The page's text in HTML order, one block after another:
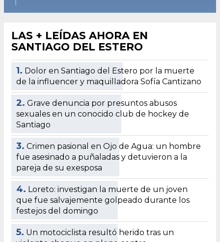
LAS + LEÍDAS AHORA EN
SANTIAGO DEL ESTERO
1. Dolor en Santiago del Estero por la muerte
de la influencer y maquilladora Sofía Cantizano
2. Grave denuncia por presuntos abusos
sexuales en un conocido club de hockey de
Santiago
3. Crimen pasional en Ojo de Agua: un hombre
fue asesinado a puñaladas y detuvieron a la
pareja de su exesposa
4. Loreto: investigan la muerte de un joven
que fue salvajemente golpeado durante los
festejos del domingo
5. Un motociclista resultó herido tras un